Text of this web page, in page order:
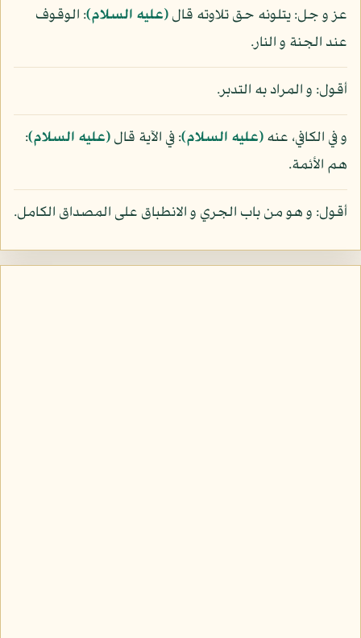
عز و جل: يتلونه حق تلاوته قال(عليه السلام): الوقوف
عند الجنة و النار.
أقول: و المراد به التدبر.
و في الكافي، عنه(عليه السلام): في الآية قال(عليه السلام):
هم الأئمة.
أقول: و هو من باب الجري و الانطباق على المصداق الكامل.